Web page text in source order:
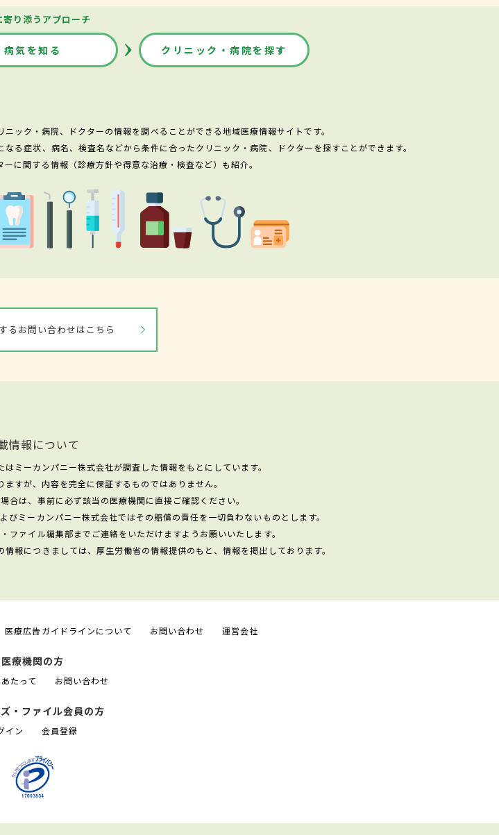
寄り添うアプローチ
病気を知る クリニック・病院を探す
ック・病院、ドクターの情報を調べることができる地域医療情報サイトです。
る症状、病名、検査名などから条件に合ったクリニック・病院、ドクターを探すことができます。
に関する情報（診療方針や得意な治療・検査など）も紹介。
るお問い合わせはこちら
情報について
ミーカンパニー株式会社が調査した情報をもとにしています。
すが、内容を完全に保証するものではありません。
合は、事前に必ず該当の医療機関に直接ご確認ください。
ミーカンパニー株式会社ではその賠償の責任を一切負わないものとします。
ファイル編集部までご連絡をいただけますようお願いいたします。
報につきましては、厚生労働省の情報提供のもと、情報を掲出しております。
医療広告ガイドラインについて お問い合わせ 運営会社
医療機関の方
たって お問い合わせ
・ファイル会員の方
イン 会員登録